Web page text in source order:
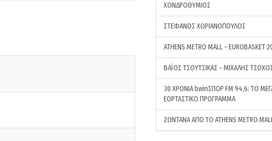
ΧΟΝΔΡΟΘΥΜΙΟΣ
ΣΤΕΦΑΝΟΣ ΧΩΡΙΑΝΟΠΟΥΛΟΣ
ATHENS METRO MALL - EUROBASKET
ΒΑΪΟΣ ΤΣΟΥΤΣΙΚΑΣ - ΜΙΧΑΛΗΣ
30 ΧΡΟΝΙΑ bwinΣΠΟΡ FM 94,6: ΤΟ
ΕΟΡΤΑΣΤΙΚΟ ΠΡΟΓΡΑΜΜΑ
ΖΩΝΤΑΝΑ ΑΠΟ ΤΟ ATHENS METRO